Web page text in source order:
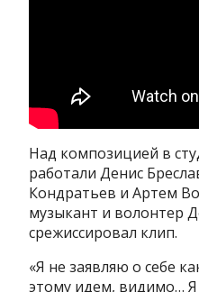
Над композицией в
работали Денис
Кондратьев и Артем
музыкант и волонтер
срежиссировал клип.
«Я не заявляю о себе
этому идем, видимо… Я